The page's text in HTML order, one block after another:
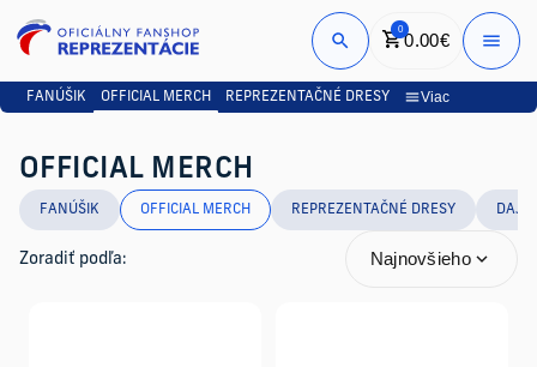
0
0.00€
FANÚŠIK OFFICIAL MERCH REPREZENTAČNÉ DRESY Viac
OFFICIAL MERCH
FANÚŠIK OFFICIAL MERCH REPREZENTAČNÉ DRESY
Zoradiť podľa: Najnovšieho